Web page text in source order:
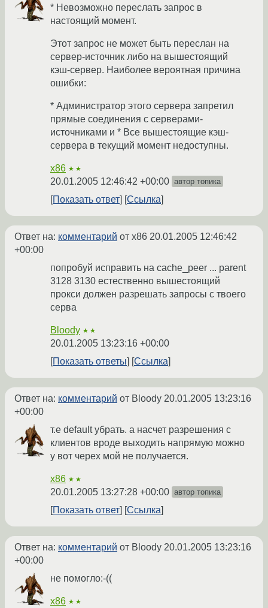
* Невозможно переслать запрос в
настоящий момент.
Этот запрос не может быть переслан на
сервер-источник либо на вышестоящий
кэш-сервер. Наиболее вероятная причина
ошибки:
* Администратор этого сервера запретил
прямые соединения с серверами-
источниками и * Все вышестоящие кэш-
сервера в текущий момент недоступны.
x86 ★★
20.01.2005 12:46:42 +00:00 автор топика
Показать ответ Ссылка
Ответ на: комментарий от x86 20.01.2005 12:46:42
+00:00
попробуй исправить на cache_peer ... parent
3128 3130 естественно вышестоящий
прокси должен разрешать запросы с твоего
серва
Bloody ★★
20.01.2005 13:23:16 +00:00
Показать ответы
Ссылка
Ответ на: комментарий от Bloody 20.01.2005 13:23:16
+00:00
т.е default убрать. а насчет разрешения с
клиентов вроде выходить напрямую можно
у вот черех мой не получается.
x86 ★★
20.01.2005 13:27:28 +00:00 автор топика
Показать ответ Ссылка
Ответ на: комментарий от Bloody 20.01.2005 13:23:16
+00:00
не помогло:-((
x86 ★★